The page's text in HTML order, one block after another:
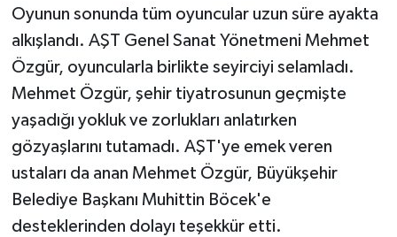
Oyunun sonunda tüm oyuncular uzun süre ayakta
alkışlandı. AŞT Genel Sanat Yönetmeni Mehmet
Özgür, oyuncularla birlikte seyirciyi selamladı.
Mehmet Özgür, şehir tiyatrosunun geçmişte
yaşadığı yokluk ve zorlukları anlatırken
gözyaşlarını tutamadı. AŞT'ye emek veren
ustaları da anan Mehmet Özgür, Büyükşehir
Belediye Başkanı Muhittin Böcek'e
desteklerinden dolayı teşekkür etti.